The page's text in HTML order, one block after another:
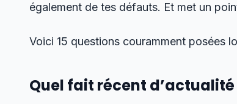
également de tes défauts. Et met un
Voici 15 questions couramment posées
Quel fait récent